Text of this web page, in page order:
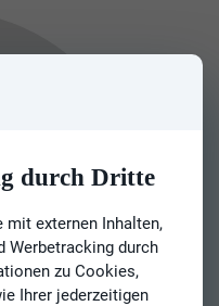
durch Dritte
mit externen Inhalten,
Werbetracking durch
zu Cookies,
Ihrer jederzeitigen